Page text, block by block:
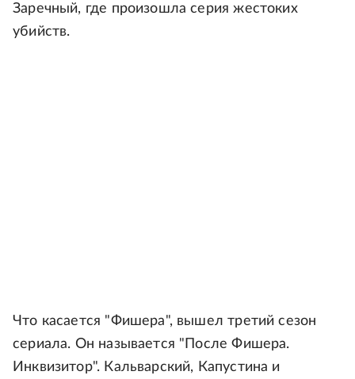
Заречный, где произошла серия жестоких
убийств.
Что касается "Фишера", вышел третий сезон
сериала. Он называется "После Фишера.
Инквизитор". Кальварский, Капустина и